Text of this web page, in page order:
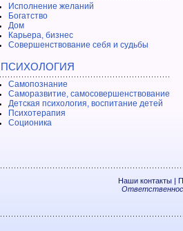
Исполнение желаний
Богатство
Дом
Карьера, бизнес
Совершенствование себя и судьбы
ПСИХОЛОГИЯ
Самопознание
Саморазвитие, самосовершенствование
Детская психология, воспитание детей
Психотерапия
Соционика
Наши контакты|